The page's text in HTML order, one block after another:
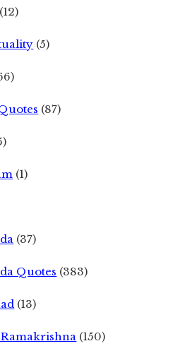
(12)
(5)
(87)
(1)
(37)
Quotes (383)
(13)
(150)